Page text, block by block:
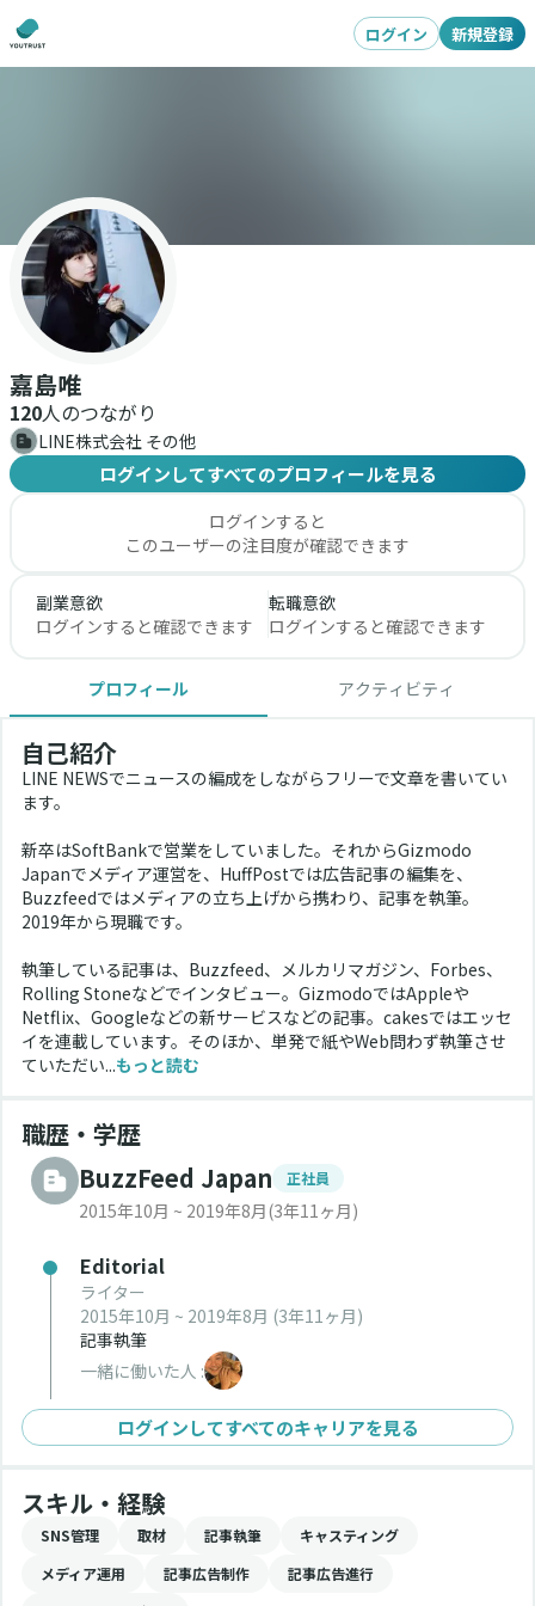
ログイン 新規登録
嘉島唯
120人のつながり
LINE株式会社 その他
ログインしてすべてのプロフィールを見る
ログインすると
このユーザーの注目度が確認できます
副業意欲
ログインすると確認できます
転職意欲
ログインすると確認できます
プロフィール アクティビティ
自己紹介
LINE NEWSでニュースの編成をしながらフリーで文章を書いてい
ます。
新卒はSoftBankで営業をしていました。それからGizmodo
Japanでメディア運営を、HuffPostでは広告記事の編集を、
Buzzfeedではメディアの立ち上げから携わり、記事を執筆。
2019年から現職です。
執筆している記事は、Buzzfeed、メルカリマガジン、Forbes、
Rolling Stoneなどでインタビュー。GizmodoではAppleや
Netflix、Googleなどの新サービスなどの記事。cakesではエッセ
イを連載しています。そのほか、単発で紙やWeb問わず執筆させ
ていただい...もっと読む
職歴・学歴
BuzzFeed Japan
正社員
2015年10月 ~ 2019年8月(3年11ヶ月)
Editorial
ライター
2015年10月 ~ 2019年8月 (3年11ヶ月)
記事執筆
一緒に働いた人 :
ログインしてすべてのキャリアを見る
スキル・経験
SNS管理 取材 記事執筆
キャスティング
メディア運用
記事広告制作
記事広告進行